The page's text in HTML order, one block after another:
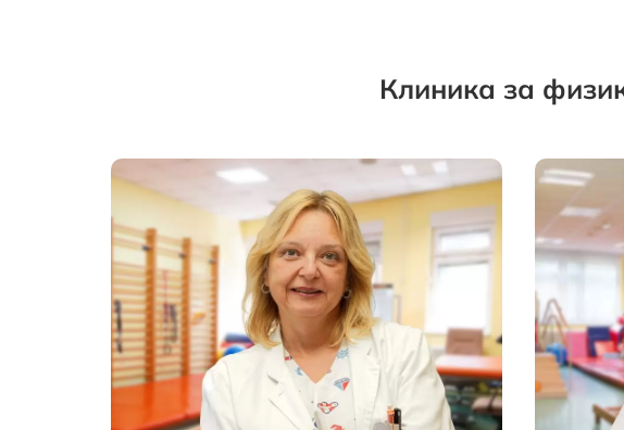
Клиника за